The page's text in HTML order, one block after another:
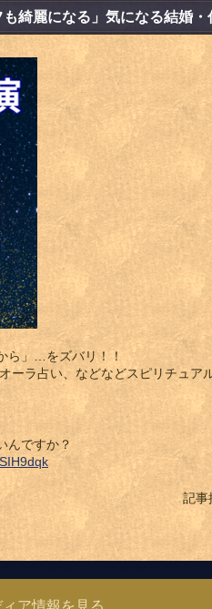
綺麗になる」気になる結婚・
ら」…をズバリ！！
ーラ占い、などなどスピリチュア
んですか？
記事
ィア情報を見る